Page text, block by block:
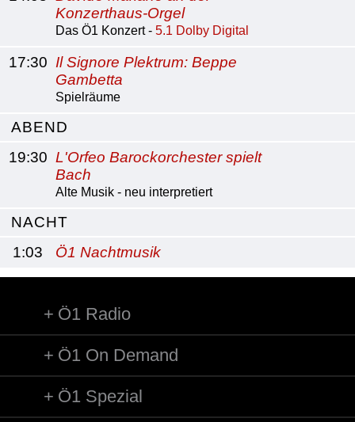
Konzerthaus-Orgel
Das Ö1 Konzert - 5.1 Dolby Digital
17:30 Il Signore Plektrum: Beppe
Gambetta
Spielräume
ABEND
19:30 L'Orfeo Barockorchester spielt
Bach
Alte Musik - neu interpretiert
NACHT
1:03
Ö1 Nachtmusik
Ö1 Radio
Ö1 On Demand
Ö1 Spezial